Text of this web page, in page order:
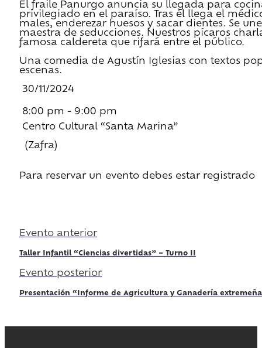
El fraile Panurgo anuncia su llegada para
privilegiado en el paraíso. Tras él llega el
males, enderezar huesos y sacar dientes. Se
maestra de seducciones. Nuestros pícaros
famosa caldereta que rifará entre el público.
Una comedia de Agustín Iglesias con textos
escenas.
30/11/2024
8:00 pm - 9:00 pm
Centro Cultural “Santa Marina”
(Zafra)
Para reservar un evento debes estar registrado
Evento anterior
Taller Infantil “Ciencias divertidas” – Turno II
Evento posterior
Presentación “Informe de Agricultura y Ganadería